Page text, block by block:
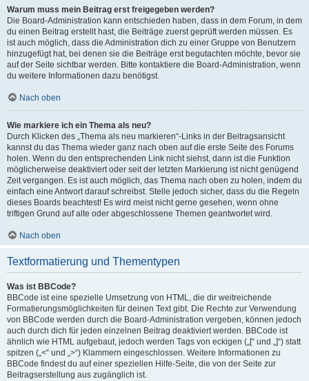
Warum muss mein Beitrag erst freigegeben werden?
Die Board-Administration kann entschieden haben, dass in dem Forum, in dem
du einen Beitrag erstellt hast, die Beiträge zuerst geprüft werden müssen. Es
ist auch möglich, dass die Administration dich zu einer Gruppe von Benutzern
hinzugefügt hat, bei denen sie die Beiträge erst begutachten möchte, bevor sie
auf der Seite sichtbar werden. Bitte kontaktiere die Board-Administration, wenn
du weitere Informationen dazu benötigst.
Nach oben
Wie markiere ich ein Thema als neu?
Durch Klicken des „Thema als neu markieren“-Links in der Beitragsansicht
kannst du das Thema wieder ganz nach oben auf die erste Seite des Forums
holen. Wenn du den entsprechenden Link nicht siehst, dann ist die Funktion
möglicherweise deaktiviert oder seit der letzten Markierung ist nicht genügend
Zeit vergangen. Es ist auch möglich, das Thema nach oben zu holen, indem du
einfach eine Antwort darauf schreibst. Stelle jedoch sicher, dass du die Regeln
dieses Boards beachtest! Es wird meist nicht gerne gesehen, wenn ohne
triftigen Grund auf alte oder abgeschlossene Themen geantwortet wird.
Nach oben
Textformatierung und Thementypen
Was ist BBCode?
BBCode ist eine spezielle Umsetzung von HTML, die dir weitreichende
Formatierungsmöglichkeiten für deinen Text gibt. Die Rechte zur Verwendung
von BBCode werden durch die Board-Administration vergeben, können jedoch
auch durch dich für jeden einzelnen Beitrag deaktiviert werden. BBCode ist
ähnlich wie HTML aufgebaut, jedoch werden Tags von eckigen („[“ und „]“) statt
spitzen („<“ und „>“) Klammern eingeschlossen. Weitere Informationen zu
BBCode findest du auf einer speziellen Hilfe-Seite, die von der Seite zur
Beitragserstellung aus zugänglich ist.